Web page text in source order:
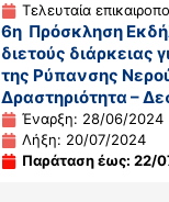
Τελευταία
6η Πρόσκληση
διετούς διάρκειας
της Ρύπανσης
Δραστηριότητα –
Έναρξη: 28/06/2024
Λήξη: 20/07/2024
Παράταση έως: 22/